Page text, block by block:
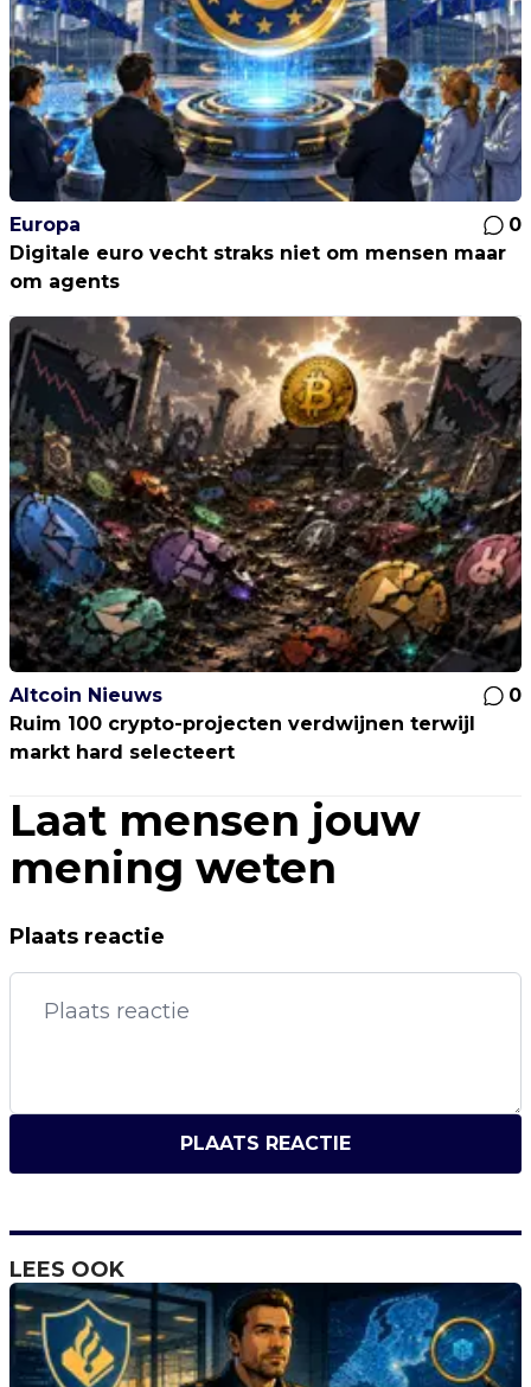
Europa
0
Digitale euro vecht straks niet om mensen maar
om agents
Altcoin Nieuws
0
Ruim 100 crypto-projecten verdwijnen terwijl
markt hard selecteert
Laat mensen jouw
mening weten
Plaats reactie
PLAATS REACTIE
LEES OOK